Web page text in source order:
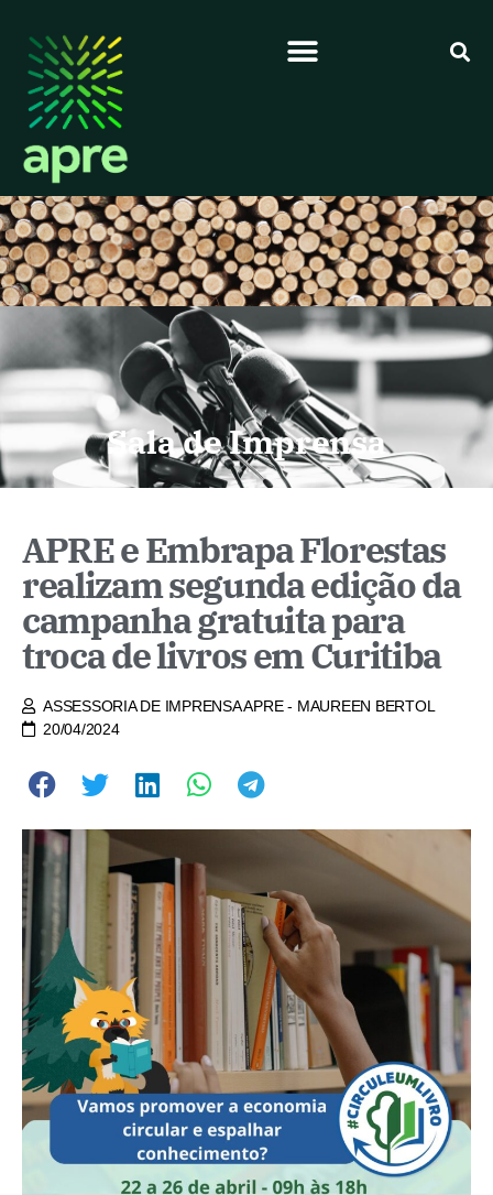
Sala de Imprensa
APRE e Embrapa Florestas
realizam segunda edição da
campanha gratuita para
troca de livros em Curitiba
ASSESSORIA DE IMPRENSA APRE - MAUREEN BERTOL
20/04/2024